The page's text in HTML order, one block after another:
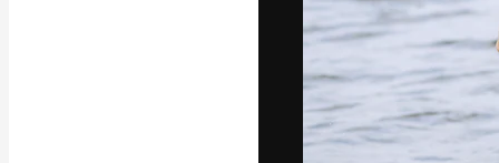
La
migliori lavori.
creativi,
Italiano